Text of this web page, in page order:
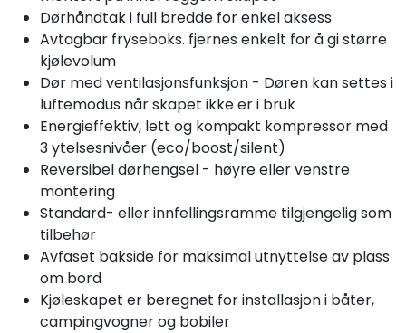
Dørhåndtak i full bredde for enkel aksess
Avtagbar fryseboks. fjernes enkelt for å gi større
kjølevolum
Dør med ventilasjonsfunksjon - Døren kan settes i
luftemodus når skapet ikke er i bruk
Energieffektiv, lett og kompakt kompressor med
3 ytelsesnivåer (eco/boost/silent)
Reversibel dørhengsel - høyre eller venstre
montering
Standard- eller innfellingsramme tilgjengelig som
tilbehør
Avfaset bakside for maksimal utnyttelse av plass
om bord
Kjøleskapet er beregnet for installasjon i båter,
campingvogner og bobiler